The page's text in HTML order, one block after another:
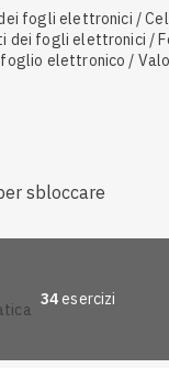
dei fogli elettronici /
dei fogli elettronici /
foglio elettronico /
sbloccare
34 esercizi